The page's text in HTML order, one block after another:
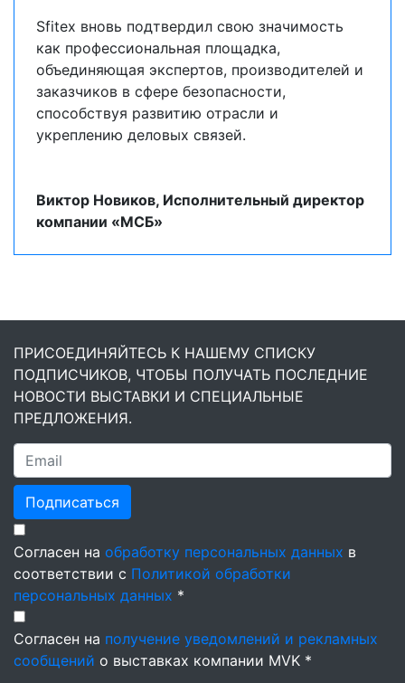
Sfitex вновь подтвердил свою значимость
как профессиональная площадка,
объединяющая экспертов, производителей и
заказчиков в сфере безопасности,
способствуя развитию отрасли и
укреплению деловых связей.
Виктор Новиков, Исполнительный директор
компании «МСБ»
ПРИСОЕДИНЯЙТЕСЬ К НАШЕМУ СПИСКУ
ПОДПИСЧИКОВ, ЧТОБЫ ПОЛУЧАТЬ ПОСЛЕДНИЕ
НОВОСТИ ВЫСТАВКИ И СПЕЦИАЛЬНЫЕ
ПРЕДЛОЖЕНИЯ.
Подписаться
Согласен на обработку персональных данных в
соответствии с Политикой обработки
персональных данных *
Согласен на получение уведомлений и рекламных
сообщений о выставках компании MVK *